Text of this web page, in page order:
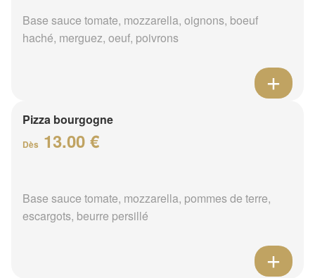
Base sauce tomate, mozzarella, oignons, boeuf
haché, merguez, oeuf, poivrons
Pizza bourgogne
Dès 13.00 €
Base sauce tomate, mozzarella, pommes de terre,
escargots, beurre persillé